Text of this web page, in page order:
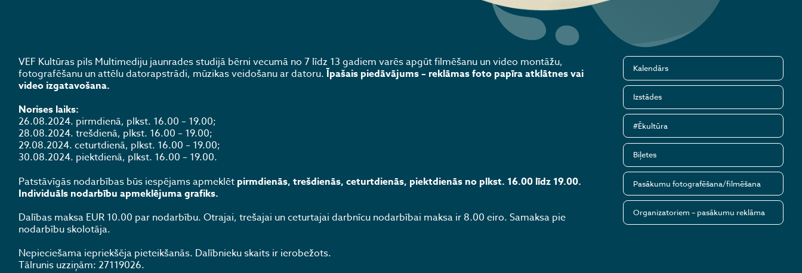
VEF Kultūras pils Multimediju jaunrades studijā bērni vecumā no 7 līdz 13 gadiem varēs apgūt filmēšanu un video montāžu,
fotografēšanu un attēlu datorapstrādi, mūzikas veidošanu ar datoru.Īpašais piedāvājums – reklāmas foto papīra atklātnes vai
video izgatavošana.
Norises laiks:
26.08.2024. pirmdienā, plkst. 16.00 – 19.00;
28.08.2024. trešdienā, plkst. 16.00 – 19.00;
29.08.2024. ceturtdienā, plkst. 16.00 – 19.00;
30.08.2024. piektdienā, plkst. 16.00 – 19.00.
Patstāvīgās nodarbības būs iespējams apmeklēt pirmdienās, trešdienās, ceturtdienās, piektdienās no plkst. 16.00 līdz 19.00.
Individuāls nodarbību apmeklējuma grafiks.
Dalības maksa EUR 10.00 par nodarbību. Otrajai, trešajai un ceturtajai darbnīcu nodarbībai maksa ir 8.00 eiro. Samaksa pie
nodarbību skolotāja.
Nepieciešama iepriekšēja pieteikšanās. Dalībnieku skaits ir ierobežots.
Tālrunis uzziņām: 27119026.
Kalendārs
Izstādes
#Ēkultūra
Biļetes
Pasākumu fotografēšana/filmēšana
Organizatoriem – pasākumu reklāma